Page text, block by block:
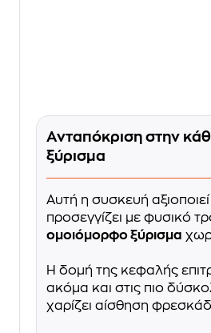
Ανταπόκριση στην
ξύρισμα
Αυτή η συσκευή
προσεγγίζει με φυσικό
ομοιόμορφο ξύρισμα
Η δομή της κεφαλής
ακόμα και στις πιο
χαρίζει αίσθηση